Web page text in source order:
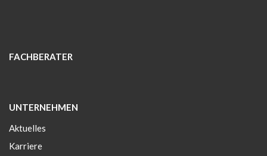
FACHBERATER
UNTERNEHMEN
Aktuelles
Karriere